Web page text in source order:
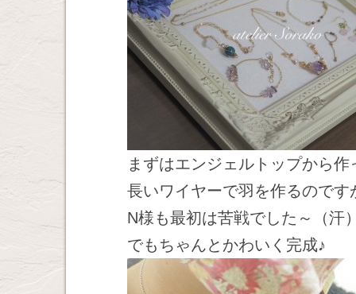
まずはエンジェルトップから
長いワイヤーで羽を作るので
N様も最初は苦戦でした～（汗
でもちゃんとかわいく完成♪